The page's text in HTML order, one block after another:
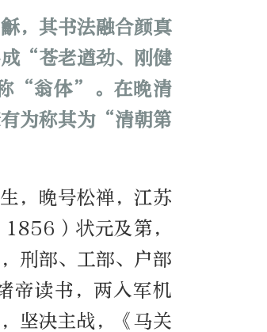
，其书法融合颜真
“苍老遒劲、刚健
“翁体”。在晚清
为称其为“清朝第
，晚号松禅，江苏
）状元及第，
刑部、工部、户部
帝读书，两入军机
坚决主战，《马关